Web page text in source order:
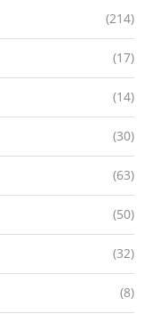
(214)
(17)
(14)
(30)
(63)
(50)
(32)
(8)